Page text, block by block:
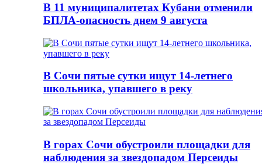
В 11 муниципалитетах Кубани отменили
БПЛА-опасность днем 9 августа
В Сочи пятые сутки ищут 14-летнего
школьника, упавшего в реку
В горах Сочи обустроили площадки для
наблюдения за звездопадом Персеиды